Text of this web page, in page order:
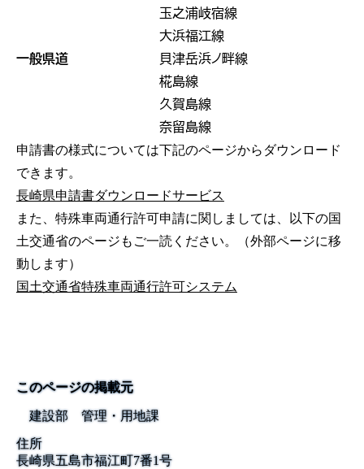
一般県道
玉之浦岐宿線
大浜福江線
貝津岳浜ノ畔線
椛島線
久賀島線
奈留島線
申請書の様式については下記のページからダウンロード
できます。
長崎県申請書ダウンロードサービス
また、特殊車両通行許可申請に関しましては、以下の国
土交通省のページもご一読ください。（外部ページに移
動します）
国土交通省特殊車両通行許可システム
このページの掲載元
建設部 管理・用地課
住所
長崎県五島市福江町7番1号